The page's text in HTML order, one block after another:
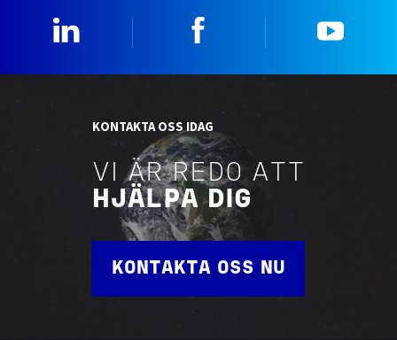
KONTAKTA OSS IDAG
VI ÄR REDO ATT
HJÄLPA DIG
KONTAKTA OSS NU